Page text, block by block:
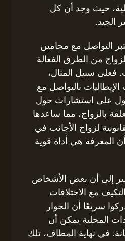
حيث وجد أن كل
الجيد.
التواصل مع محامين
من الطرق الفعالة
فعلى سبيل المثال،
بالتواصل مع
على استشارات حول
بالزواج، مما ساعدها
لزواج الأجانب في
المعرفة هي أداة قوية
إلى أن بعض الأشخاص
مع الاختلافات
سريعًا أن الحوار
المحلية يمكن أن
في نهاية المطاف، تلك